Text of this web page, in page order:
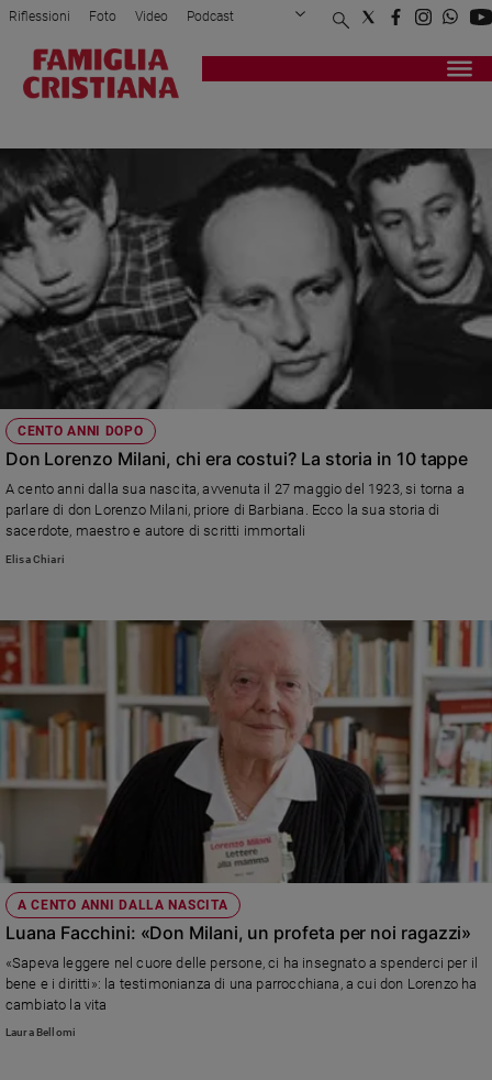
Attualità
Politica
Mondo
Economia
e
giustizia
Sport
Interviste
Papa
Papa
Chiesa
Chiesa
Devozione
fede
del
Società
e
valori
Ambiente
Riflessioni Foto Video Podcast
Privacy Policy Chi siamo
Registrati Redazione
CENTO ANNI DOPO
Don Lorenzo Milani, chi era costui? La storia in 10 tappe
A cento anni dalla sua nascita, avvenuta il 27 maggio del 1923, si torna a
parlare di don Lorenzo Milani, priore di Barbiana. Ecco la sua storia di
sacerdote, maestro e autore di scritti immortali
Elisa Chiari
A CENTO ANNI DALLA NASCITA
Luana Facchini: «Don Milani, un profeta per noi ragazzi»
«Sapeva leggere nel cuore delle persone, ci ha insegnato a spenderci per il
bene e i diritti»: la testimonianza di una parrocchiana, a cui don Lorenzo ha
cambiato la vita
Laura Bellomi